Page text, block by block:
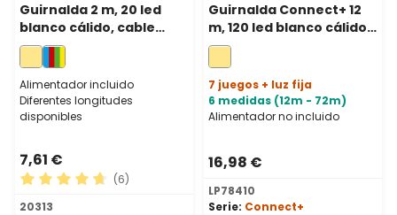
Guirnalda 2 m, 20 led
blanco cálido, cable
verde
Alimentador incluido
Diferentes longitudes
disponibles
7,61 €
Calificación promedio de 4.83 de 5 estrellas
(6)
20313
Guirnalda Connect+ 12
m, 120 led blanco cálido,
cable transparente,
prolongable
7 juegos + luz fija
6 medidas (12m - 72m)
Alimentador no incluido
16,98 €
LP78410
Serie: Connect+